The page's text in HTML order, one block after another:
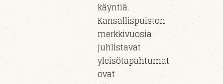
käyntiä.
Kansallispuiston
merkkivuosia
juhlistavat
yleisötapahtumat
ovat